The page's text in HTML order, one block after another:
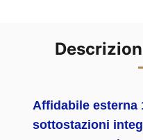
Affidabile esterna
sottostazioni